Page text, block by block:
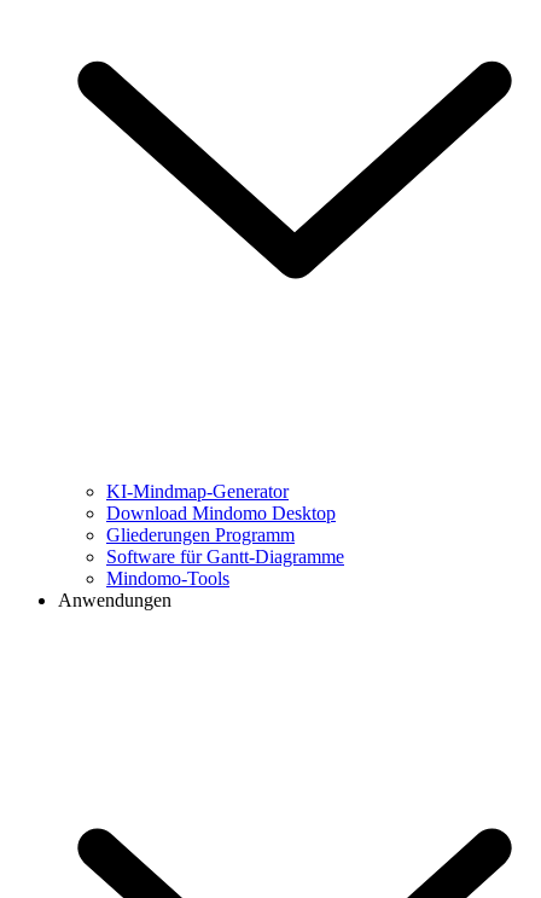
KI-Mindmap-Generator
Download Mindomo Desktop
Gliederungen Programm
Software für Gantt-Diagramme
Mindomo-Tools
Anwendungen